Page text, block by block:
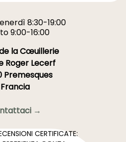
8:30-19:00
9:00-16:00
la Cœuillerie
Roger Lecerf
Premesques
Francia
→
CERTIFICATE: